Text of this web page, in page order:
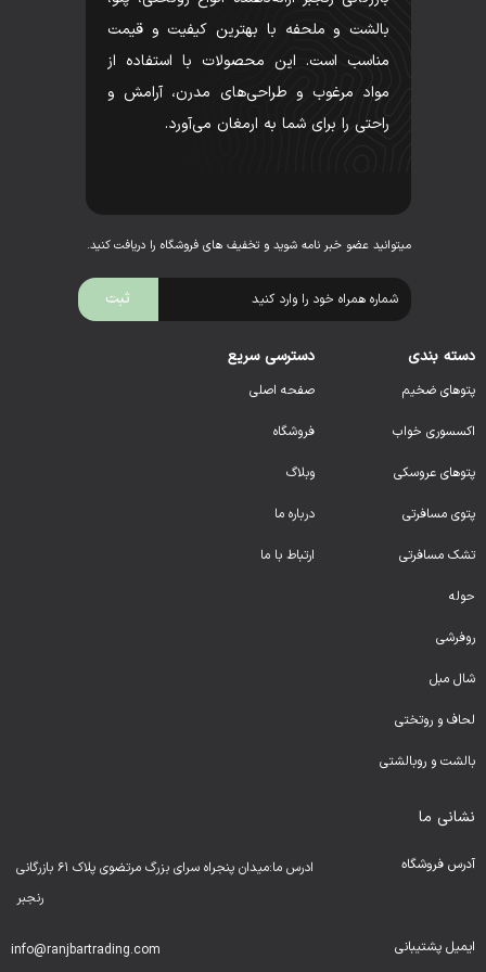
بالشت و ملحفه با بهترین کیفیت و قیمت
مناسب است. این محصولات با استفاده از
مواد مرغوب و طراحی‌های مدرن، آرامش و
راحتی را برای شما به ارمغان می‌آورد.
میتوانید عضو خبر نامه شوید و تخفیف های فروشگاه را دریافت کنید.
دسته بندی
پتوهای ضخیم
اکسسوری خواب
پتوهای عروسکی
پتوی مسافرتی
تشک مسافرتی
حوله
روفرشی
شال مبل
لحاف و روتختی
بالشت و روبالشتی
دسترسی سریع
صفحه اصلی
فروشگاه
وبلاگ
درباره ما
ارتباط با ما
نشانی ما
آدرس فروشگاه
ادرس ما:میدان پنجراه سرای بزرگ مرتضوی پلاک ۶۱ بازرگانی
رنجبر
ایمیل پشتیبانی info@ranjbartrading.com